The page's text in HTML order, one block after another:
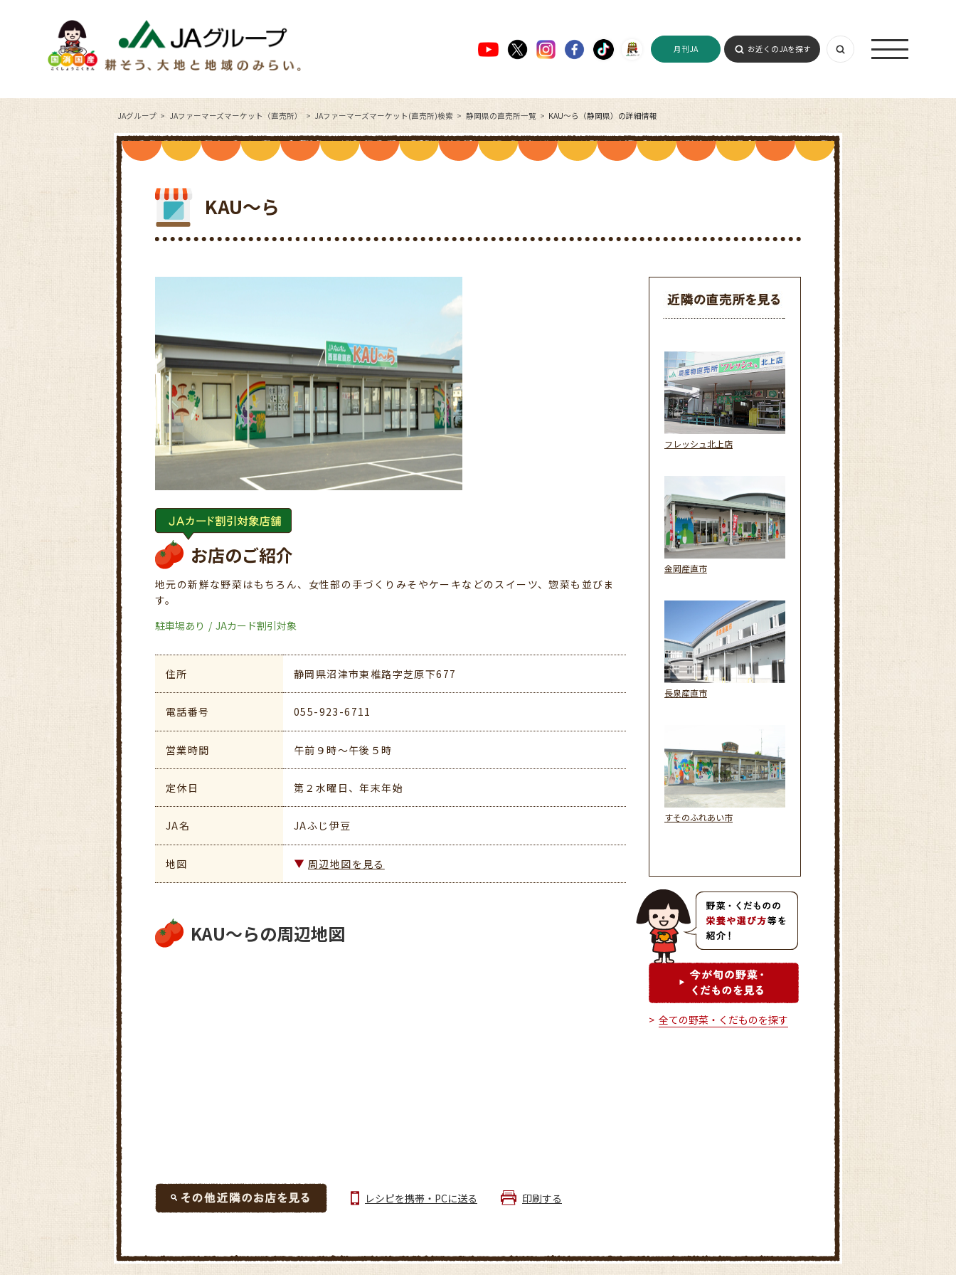
月刊JA お近くのJAを探す
JAグループ JAファーマーズマーケット（直売所） JAファーマーズマーケット(直売所)検索 静岡県の直売所一覧 KAU～ら（静岡県）の詳細情報
KAU～ら
お店のご紹介
地元の新鮮な野菜はもちろん、女性部の手づくりみそやケーキなどのスイーツ、惣菜も並びま
す。
駐車場あり
JAカード割引対象
住所 静岡県沼津市東椎路字芝原下677
電話番号 055-923-6711
営業時間 午前９時～午後５時
定休日 第２水曜日、年末年始
JA名 JAふじ伊豆
地図 周辺地図を見る
KAU～らの周辺地図
レシピを携帯・PCに送る 印刷する
フレッシュ北上店
金岡産直市
長泉産直市
すそのふれあい市
全ての野菜・くだものを探す